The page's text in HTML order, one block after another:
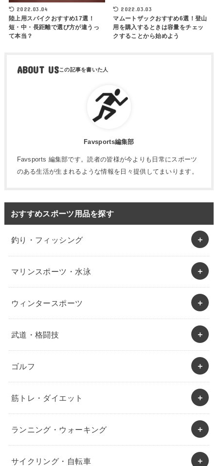
2022.03.04
陸上用スパイクおすすめ17選！
短・中・長距離で選び方が違うっ
て本当？
2022.03.03
マムートザックおすすめ6選！登山
用を購入するときは容量をチェッ
クすることから始めよう
ABOUT US
Favsports編集部
Favsports 編集部です。読者の皆様が今よりも日常にスポーツ
のある生活が生まれるような情報を日々提供してまいります。
おすすめスポーツ用品を探す
釣り・フィッシング
マリンスポーツ・水泳
ウィンタースポーツ
武道・格闘技
ゴルフ
筋トレ・ダイエット
ランニング・ウォーキング
サイクリング・自転車